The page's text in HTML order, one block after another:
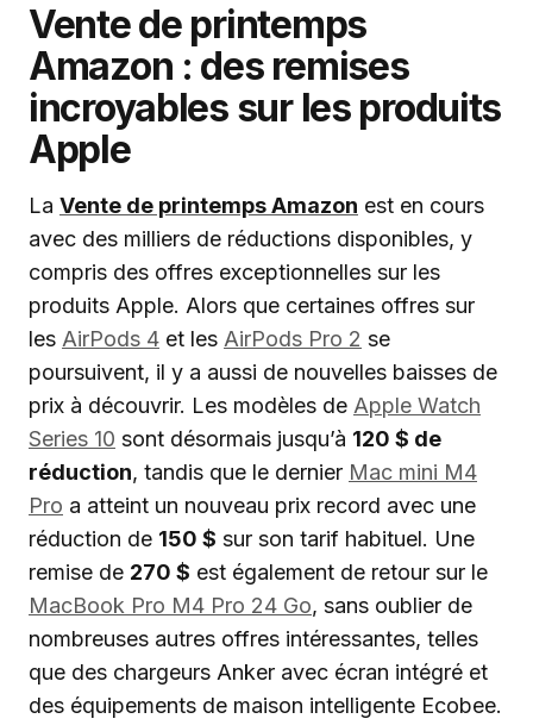
Vente de printemps
Amazon : des remises
incroyables sur les produits
Apple
La Vente de printemps Amazon est en cours
avec des milliers de réductions disponibles, y
compris des offres exceptionnelles sur les
produits Apple. Alors que certaines offres sur
les AirPods 4 et les AirPods Pro 2 se
poursuivent, il y a aussi de nouvelles baisses de
prix à découvrir. Les modèles de Apple Watch
Series 10 sont désormais jusqu’à 120 $ de
réduction, tandis que le dernier Mac mini M4
Pro a atteint un nouveau prix record avec une
réduction de 150 $ sur son tarif habituel. Une
remise de 270 $ est également de retour sur le
MacBook Pro M4 Pro 24 Go, sans oublier de
nombreuses autres offres intéressantes, telles
que des chargeurs Anker avec écran intégré et
des équipements de maison intelligente Ecobee.